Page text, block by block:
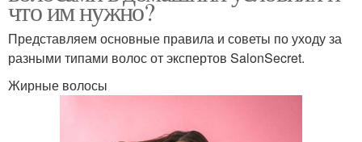
что им нужно?
Представляем основные правила и советы по уходу за
разными типами волос от экспертов SalonSecret.
Жирные волосы